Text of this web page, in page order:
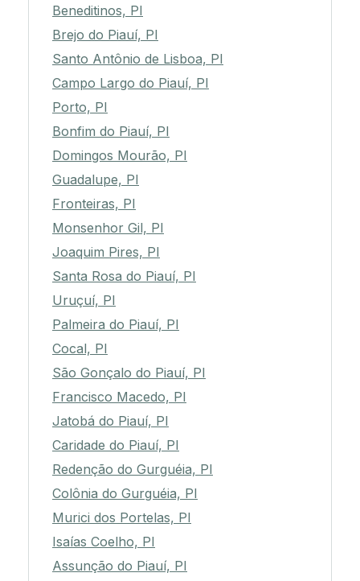
Beneditinos, PI
Brejo do Piauí, PI
Santo Antônio de Lisboa, PI
Campo Largo do Piauí, PI
Porto, PI
Bonfim do Piauí, PI
Domingos Mourão, PI
Guadalupe, PI
Fronteiras, PI
Monsenhor Gil, PI
Joaquim Pires, PI
Santa Rosa do Piauí, PI
Uruçuí, PI
Palmeira do Piauí, PI
Cocal, PI
São Gonçalo do Piauí, PI
Francisco Macedo, PI
Jatobá do Piauí, PI
Caridade do Piauí, PI
Redenção do Gurguéia, PI
Colônia do Gurguéia, PI
Murici dos Portelas, PI
Isaías Coelho, PI
Assunção do Piauí, PI